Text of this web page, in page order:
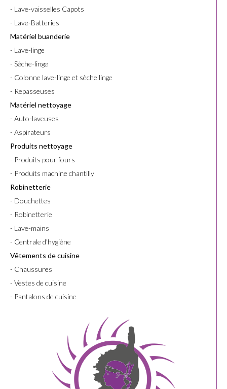
- Lave-vaisselles Capots
- Lave-Batteries
Matériel buanderie
- Lave-linge
- Sèche-linge
- Colonne lave-linge et sèche linge
- Repasseuses
Matériel nettoyage
- Auto-laveuses
- Aspirateurs
Produits nettoyage
- Produits pour fours
- Produits machine chantilly
Robinetterie
- Douchettes
- Robinetterie
- Lave-mains
- Centrale d'hygiène
Vêtements de cuisine
- Chaussures
- Vestes de cuisine
- Pantalons de cuisine